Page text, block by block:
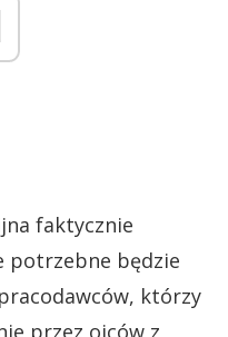
faktycznie
potrzebne będzie
którzy
przez ojców z